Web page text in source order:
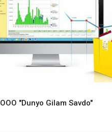
Смотреть проект
ООО "Dunyo Gilam Savdo"